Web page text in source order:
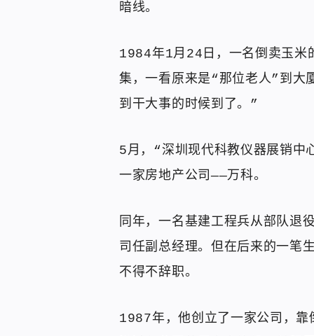
暗线。
1984年1月24日，一名倒卖玉米
集，一看原来是“那位老人”到大
到干大事的时候到了。”
5月，“深圳现代科教仪器展销中
一家房地产公司——万科。
同年，一名基建工程兵从部队退
司任副总经理。但在后来的一笔
不得不辞职。
1987年，他创立了一家公司，